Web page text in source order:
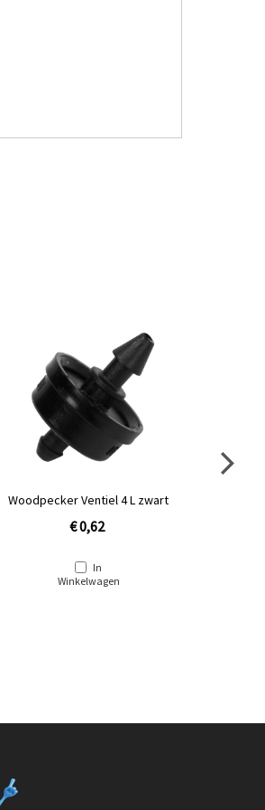
Woodpecker Ventiel 4 L zwart
€ 0,62
In
Winkelwagen